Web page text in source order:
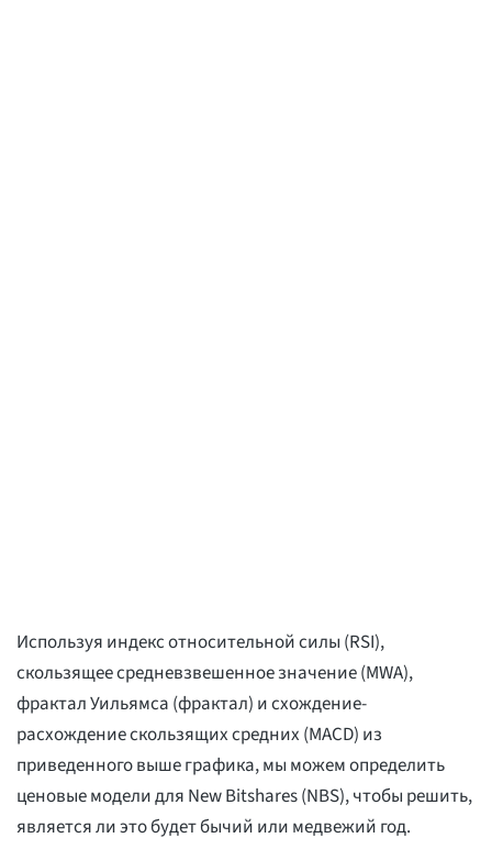
Используя индекс относительной силы (RSI),
скользящее средневзвешенное значение (MWA),
фрактал Уильямса (фрактал) и схождение-
расхождение скользящих средних (MACD) из
приведенного выше графика, мы можем определить
ценовые модели для New Bitshares (NBS), чтобы решить,
является ли это будет бычий или медвежий год.